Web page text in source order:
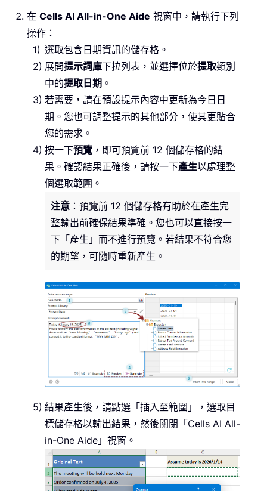
在 Cells AI All-in-One Aide 視窗中，請執行下列
操作：
選取包含日期資訊的儲存格。
展開提示詞庫下拉列表，並選擇位於提取類別
中的提取日期 。
若需要，請在預設提示內容中更新為今日日
期。您也可調整提示的其他部分，使其更貼合
您的需求。
按一下預覽 ，即可預覽前 12 個儲存格的結
果。確認結果正確後，請按一下產生以處理整
個選取範圍。
注意 ：預覽前 12 個儲存格有助於在產生完
整輸出前確保結果準確。您也可以直接按一
下「產生」而不進行預覽。若結果不符合您
的期望，可隨時重新產生。
結果產生後，請點選「插入至範圍」，選取目
標儲存格以輸出結果，然後關閉「Cells AI All-
in-One Aide」視窗。